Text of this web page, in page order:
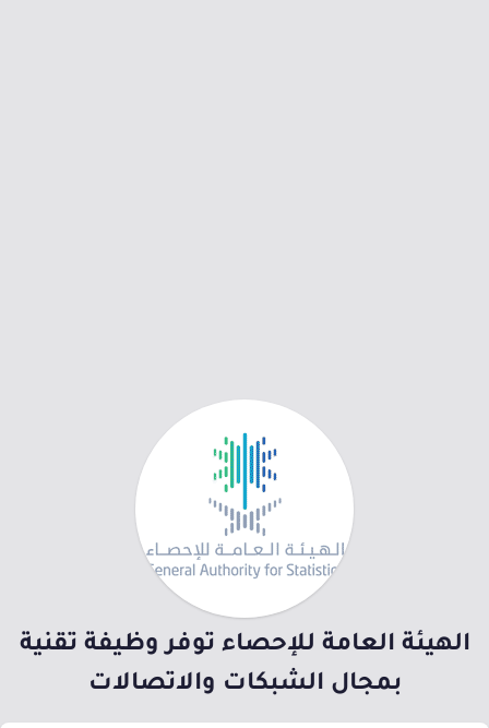
الهيئة العامة للإحصاء توفر وظيفة تقنية
بمجال الشبكات والاتصالات